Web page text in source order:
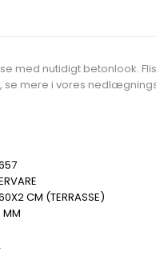
med nutidigt betonlook.
mere i vores
CM (TERRASSE)